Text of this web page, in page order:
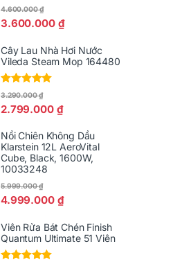
Được xếp
5
sao
3.600.000 ₫
4.600.000₫
Cây Lau Nhà Hơi Nước
Vileda Steam Mop 164480
Được xếp
5
sao
2.799.000 ₫
3.290.000₫
Nồi Chiên Không Dầu
Klarstein 12L AeroVital
Cube, Black, 1600W,
10033248
4.999.000 ₫
5.999.000₫
Viên Rửa Bát Chén Finish
Quantum Ultimate 51 Viên